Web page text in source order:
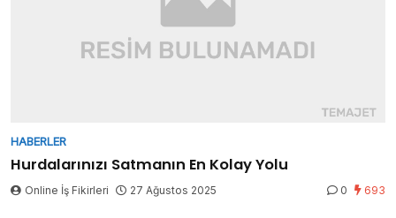
HABERLER
Hurdalarınızı Satmanın En Kolay Yolu
Online İş Fikirleri 27 Ağustos 2025 0 693